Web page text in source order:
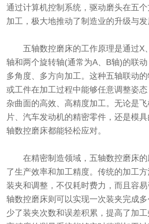
通过计算机控制系统，驱动磨头在五
加工，极大地推动了制造业的升级与发
五轴数控磨床的工作原理是通过X
轴和两个旋转轴(通常为A、B轴)的联
多角度、多方向加工。这种五轴联动
或工件在加工过程中能够任意调整姿
杂曲面的高效、高精度加工。无论是
片、汽车发动机的精密零件，还是模
轴数控磨床都能轻松应对。
在精密制造领域，五轴数控磨床的
了生产效率和加工精度。传统的加工
装夹和调整，不仅耗时费力，而且容
轴数控磨床则可以实现一次装夹完成
少了装夹次数和误差积累，提高了加